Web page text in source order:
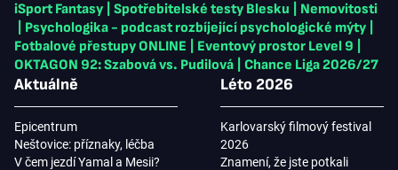
iSport Fantasy
Spotřebitelské testy Blesku
Nemovitosti
Psychologika - podcast rozbíjející psychologické mýty
Fotbalové přestupy ONLINE
Eventový prostor Level 9
OKTAGON 92: Szabová vs. Pudilová
Chance Liga 2026/27
Aktuálně
Epicentrum
Neštovice: příznaky, léčba
V čem jezdí Yamal a Mesii?
Léto 2026
Karlovarský filmový festival
2026
Znamení, že jste potkali